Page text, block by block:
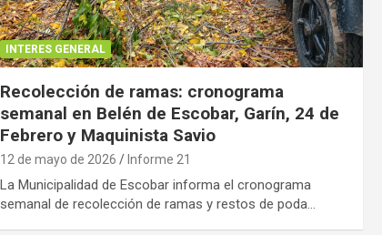
INTERES GENERAL
Recolección de ramas: cronograma
semanal en Belén de Escobar, Garín, 24 de
Febrero y Maquinista Savio
12 de mayo de 2026 Informe 21
La Municipalidad de Escobar informa el cronograma
semanal de recolección de ramas y restos de poda…